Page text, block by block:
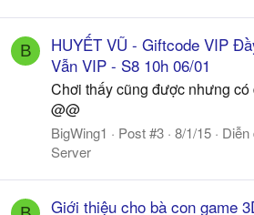
B
HUYẾT VŨ - Giftcode VIP
Vẫn VIP - S8 10h 06/01
Chơi thấy cũng được nhưng
@@
BigWing1 Post #3 8/1/15 Diễn
Server
Giới thiệu cho bà con game